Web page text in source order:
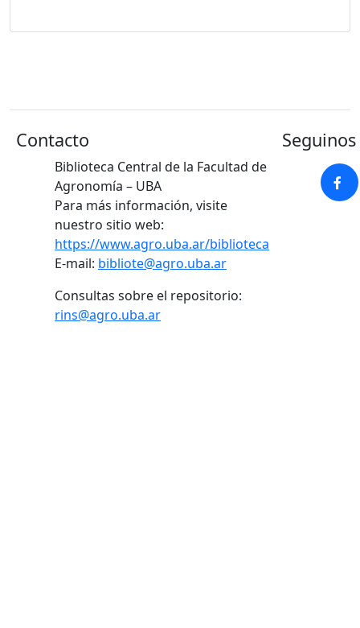
Contacto
Biblioteca Central de la Facultad de
Agronomía – UBA
Para más información, visite
nuestro sitio web:
https://www.agro.uba.ar/biblioteca
E-mail: bibliote@agro.uba.ar
Consultas sobre el repositorio:
rins@agro.uba.ar